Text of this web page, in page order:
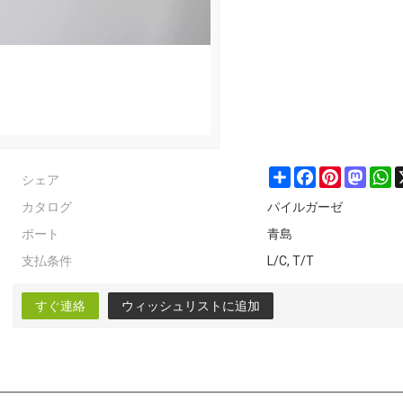
シェア ShareFacebookPinterest
カタログ
パイルガーゼ
ポート
青島
支払条件
L/C, T/T
すぐ連絡 ウィッシュリストに追加